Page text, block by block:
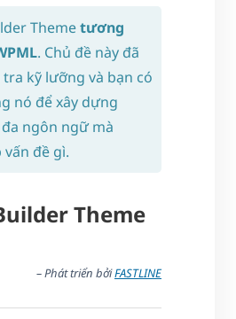
Themetương
. Chủ đề này đã
kỹ lưỡng và bạn có
nó để xây dựng
ngôn ngữ mà
đề gì.
Theme
– Phát triển bởiFASTLINE